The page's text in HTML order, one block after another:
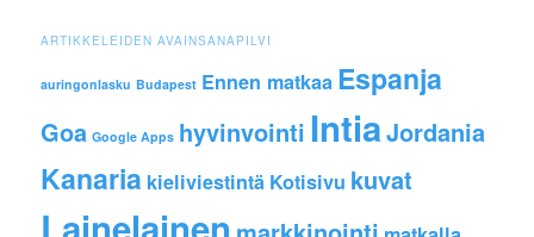
ARTIKKELEIDEN AVAINSANAPILVI
auringonlasku Budapest Ennen matkaa Espanja
Goa Google Apps hyvinvointi IntiaJordania
Kanaria kieliviestintä Kotisivu kuvat